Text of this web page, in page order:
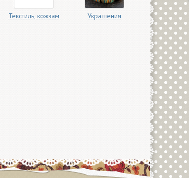
Текстиль, кожзам Украшения